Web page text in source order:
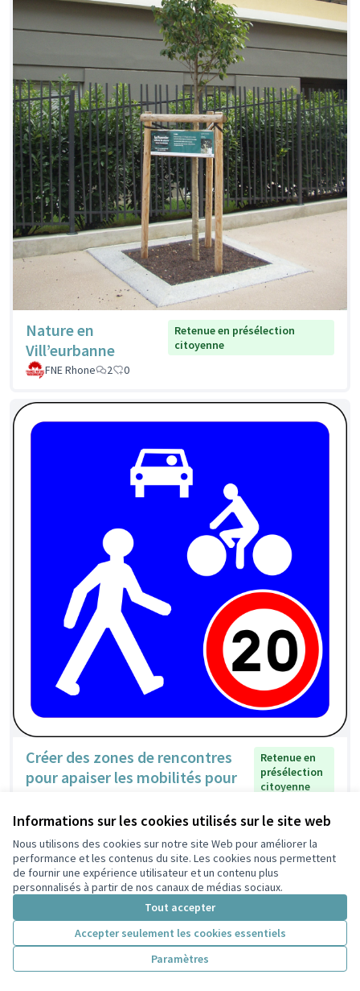
Informations sur les cookies utilisés sur le site web
Nous utilisons des cookies sur notre site Web pour améliorer la
performance et les contenus du site. Les cookies nous permettent
de fournir une expérience utilisateur et un contenu plus
personnalisés à partir de nos canaux de médias sociaux.
Tout accepter
Accepter seulement les cookies essentiels
Paramètres
Nature en
Vill’eurbanne
Retenue en présélection
citoyenne
FNE Rhone
2 0
Créer des zones de rencontres
pour apaiser les mobilités pour
Retenue en
présélection
citoyenne
Lamfou 2 0